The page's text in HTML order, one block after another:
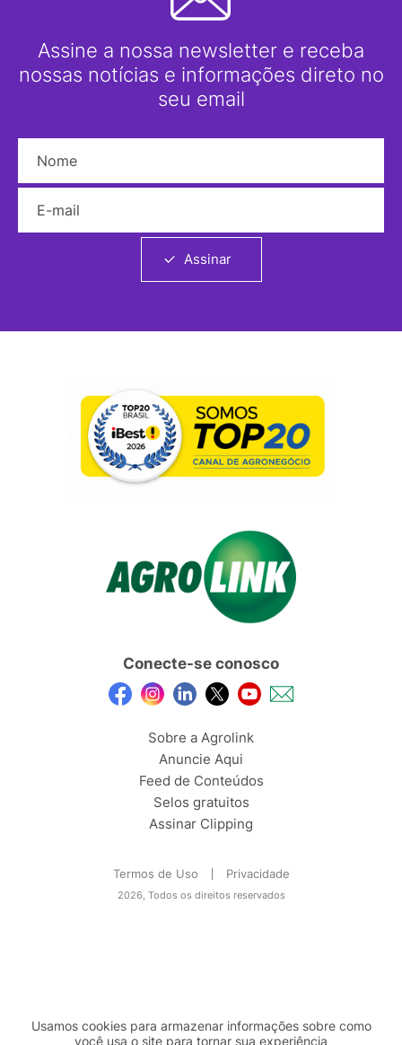
Assine a nossa newsletter e receba
nossas notícias e informações direto no
seu email
Assinar
Conecte-se conosco
Sobre a Agrolink
Anuncie Aqui
Feed de Conteúdos
Selos gratuitos
Assinar Clipping
Termos de Uso Privacidade
2026, Todos os direitos reservados
Usamos cookies para armazenar informações sobre como
você usa o site para tornar sua experiência